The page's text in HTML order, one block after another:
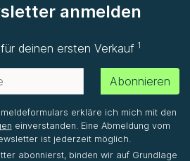
anmelden
deinen ersten Verkauf1
Abonnieren
erkläre ich mich mit den
einverstanden. Eine Abmeldung vom
ist jederzeit möglich.
abonnierst, binden wir auf Grundlage